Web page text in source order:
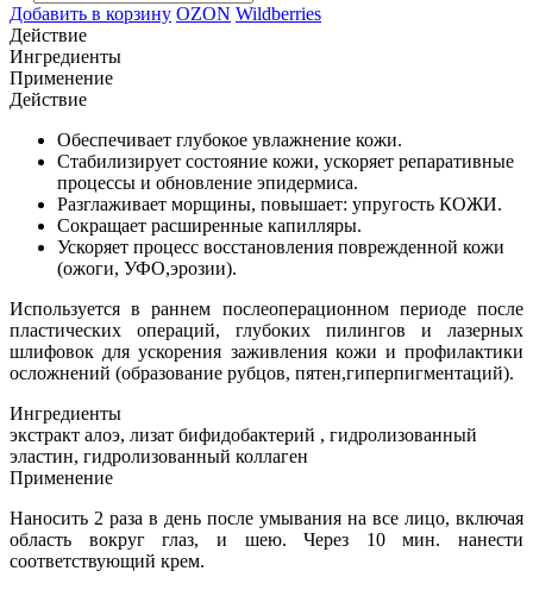
Добавить в корзину OZON Wildberries
Действие
Ингредиенты
Применение
Действие
Обеспечивает глубокое увлажнение кожи.
Стабилизирует состояние кожи, ускоряет репаративные
процессы и обновление эпидермиса.
Разглаживает морщины, повышает: упругость КОЖИ.
Сокращает расширенные капилляры.
Ускоряет процесс восстановления поврежденной кожи
(ожоги, УФО,эрозии).
Используется в раннем послеоперационном периоде после
пластических операций, глубоких пилингов и лазерных
шлифовок для ускорения заживления кожи и профилактики
осложнений (образование рубцов, пятен,гиперпигментаций).
Ингредиенты
экстракт алоэ, лизат бифидобактерий , гидролизованный
эластин, гидролизованный коллаген
Применение
Наносить 2 раза в день после умывания на все лицо, включая
область вокруг глаз, и шею. Через 10 мин. нанести
соответствующий крем.